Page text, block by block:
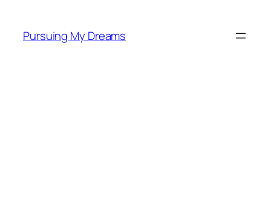
content
Pursuing My Dreams